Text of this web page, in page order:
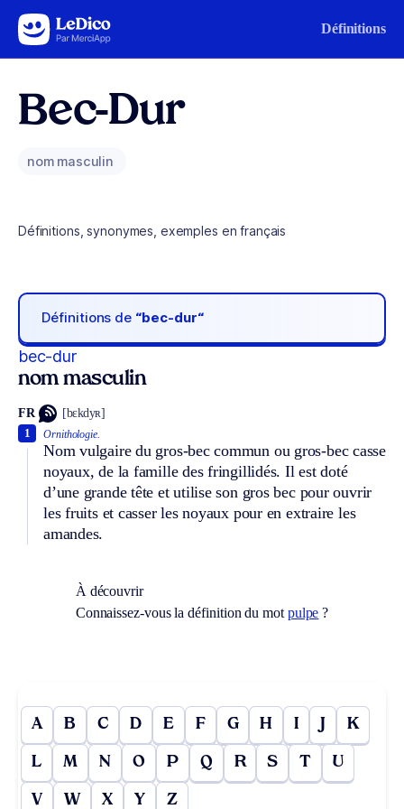
Aller au contenu Définitions
Bec-Dur
nom masculin
Définitions, synonymes, exemples en français
Définitions de “bec-dur“
bec-dur
nom masculin
FR [bɛkdyʀ]
Ornithologie.
Nom vulgaire du gros-bec commun ou gros-bec casse
noyaux, de la famille des fringillidés. Il est doté
d’une grande tête et utilise son gros bec pour ouvrir
les fruits et casser les noyaux pour en extraire les
amandes.
1
À découvrir
Connaissez-vous la définition du mot pulpe ?
A B C D E F G H I J K
L M N O P Q R S T U
V W X Y Z